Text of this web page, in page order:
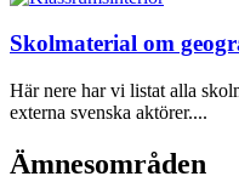
Skolmaterial om
Här nere har vi listat alla
externa svenska aktörer....
Ämnesområden